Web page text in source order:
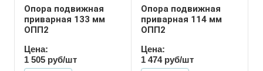
Опора подвижная
приварная 133 мм
ОПП2
Цена:
1 505 руб/шт
Опора подвижная
приварная 114 мм
ОПП2
Цена:
1 474 руб/шт